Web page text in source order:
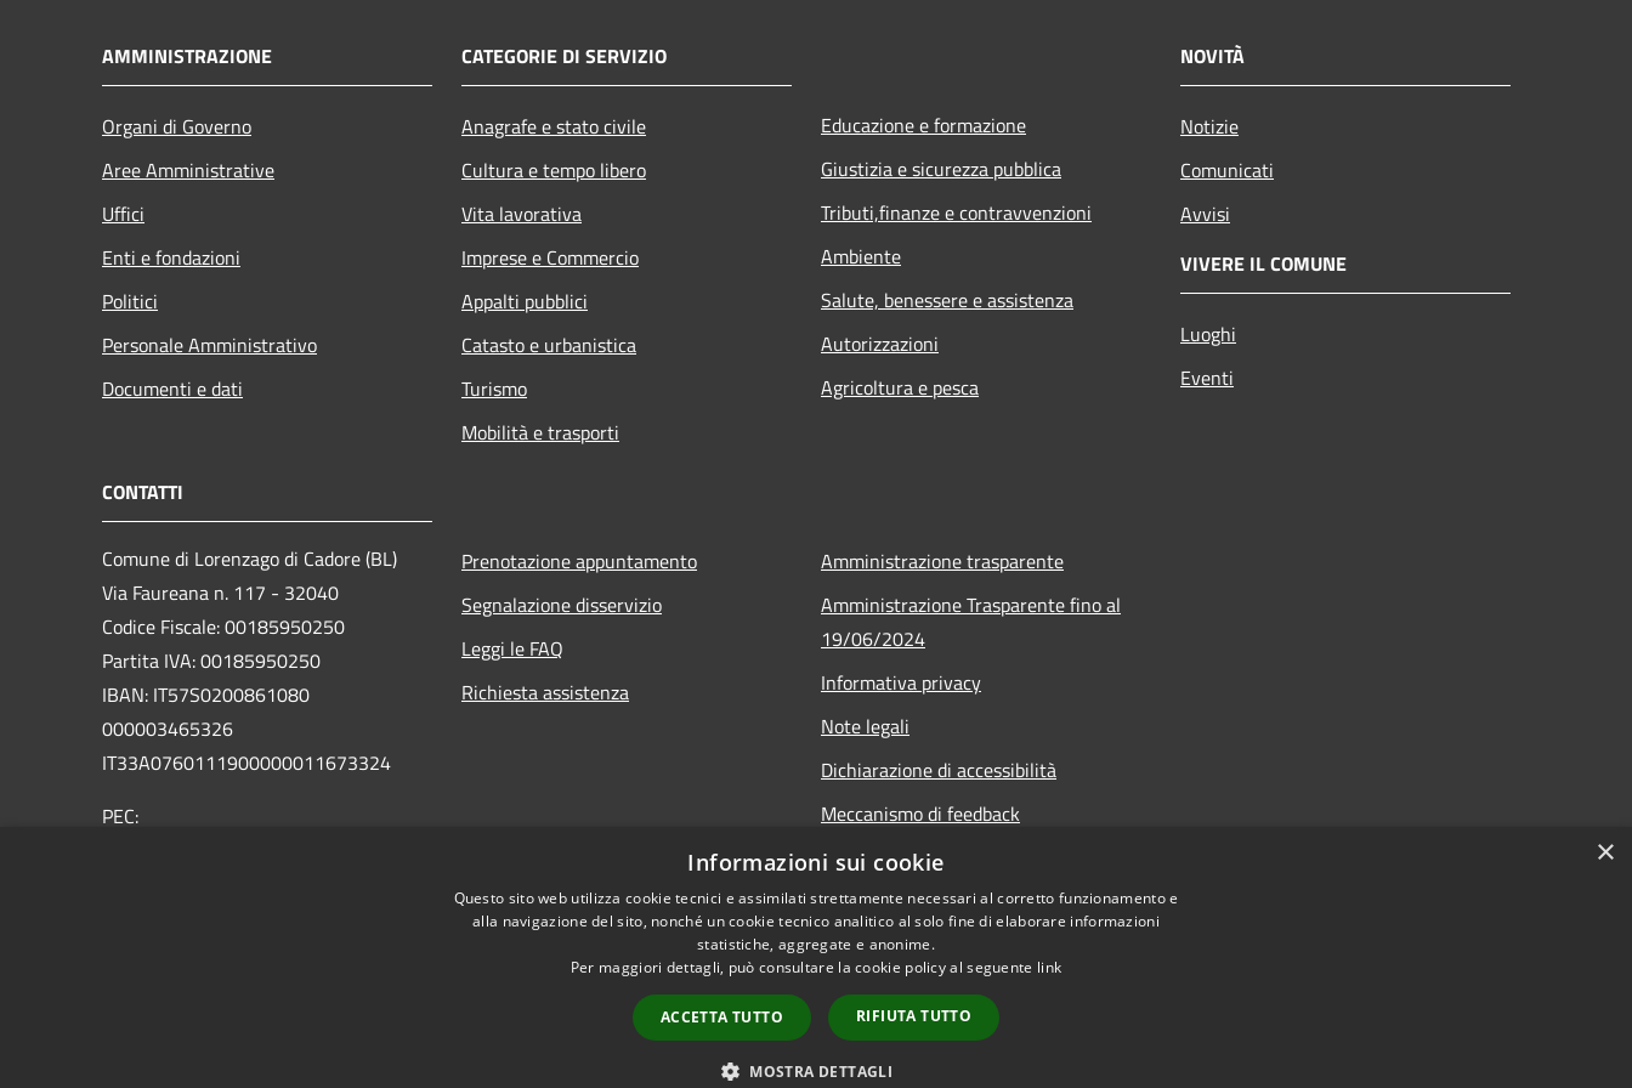
AMMINISTRAZIONE
Organi di Governo
Aree Amministrative
Uffici
Enti e fondazioni
Politici
Personale Amministrativo
Documenti e dati
CATEGORIE DI SERVIZIO
Anagrafe e stato civile
Cultura e tempo libero
Vita lavorativa
Imprese e Commercio
Appalti pubblici
Catasto e urbanistica
Turismo
Mobilità e trasporti
Educazione e formazione
Giustizia e sicurezza pubblica
Tributi,finanze e contravvenzioni
Ambiente
Salute, benessere e assistenza
Autorizzazioni
Agricoltura e pesca
NOVITÀ
Notizie
Comunicati
Avvisi
VIVERE IL COMUNE
Luoghi
Eventi
CONTATTI
Comune di Lorenzago di Cadore (BL)
Via Faureana n. 117 - 32040
Codice Fiscale: 00185950250
Partita IVA: 00185950250
IBAN: IT57S0200861080
000003465326
IT33A0760111900000011673324
PEC:
Prenotazione appuntamento
Segnalazione disservizio
Leggi le FAQ
Richiesta assistenza
Amministrazione trasparente
Amministrazione Trasparente fino al
19/06/2024
Informativa privacy
Note legali
Dichiarazione di accessibilità
Meccanismo di feedback
Copyright © 2026 • Comune di Lorenzago di Cadore • Powered by
×
Informazioni sui cookie
Questo sito web utilizza cookie tecnici e assimilati strettamente necessari al corretto funzionamento e
alla navigazione del sito, nonché un cookie tecnico analitico al solo fine di elaborare informazioni
statistiche, aggregate e anonime.
Per maggiori dettagli, può consultare la cookie policy al seguente link
ACCETTA TUTTO RIFIUTA TUTTO
MOSTRA DETTAGLI